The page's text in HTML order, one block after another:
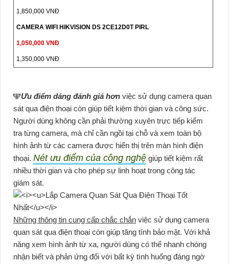
1,850,000 VNĐ
CAMERA WIFI HIKVISION DS 2CE12D0T PIRL
1,050,000 VNĐ
1,350,000 VNĐ
️🕎Ưu điểm dáng đánh giá hơn việc sử dụng camera quan
sát qua điện thoại còn giúp tiết kiệm thời gian và công sức.
Người dùng không cần phải thường xuyên trực tiếp kiểm
tra từng camera, mà chỉ cần ngồi tại chỗ và xem toàn bộ
hình ảnh từ các camera được hiển thị trên màn hình điện
thoại. Nét ưu điểm của công nghệ giúp tiết kiệm rất
nhiều thời gian và cho phép sự linh hoạt trong công tác
giám sát.
Những thông tin cung cấp chắc chắn việc sử dụng camera
quan sát qua điện thoại còn giúp tăng tính bảo mật. Với khả
năng xem hình ảnh từ xa, người dùng có thể nhanh chóng
nhận biết và phản ứng đối với bất kỳ tình huống đáng ngờ